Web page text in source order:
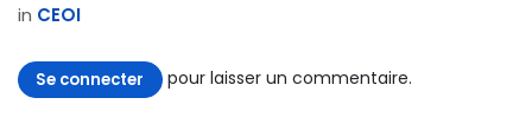
in CEOI
Se connecter pour laisser un commentaire.